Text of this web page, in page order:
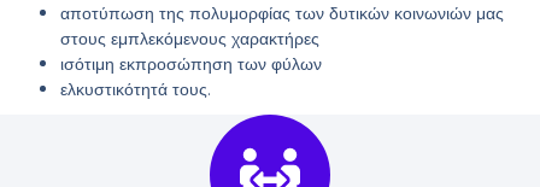
αποτύπωση της πολυμορφίας των δυτικών κοινωνιών μας
στους εμπλεκόμενους χαρακτήρες
ισότιμη εκπροσώπηση των φύλων
ελκυστικότητά τους.